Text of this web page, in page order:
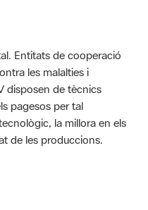
Entitats de cooperació
les malalties i
disposen de tècnics
pagesos per tal
la millora en els
de les produccions.
de les valoracions és de 0